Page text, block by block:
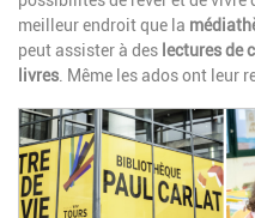
meilleur endroit que la
peut assister à des lectures de
livres. Même les ados ont leur